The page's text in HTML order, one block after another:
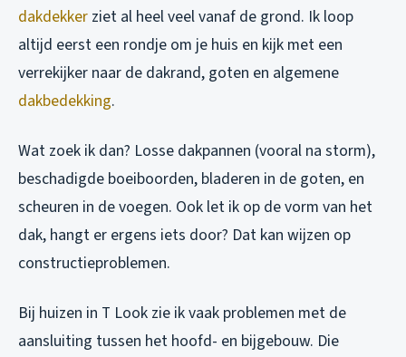
dakdekker ziet al heel veel vanaf de grond. Ik loop
altijd eerst een rondje om je huis en kijk met een
verrekijker naar de dakrand, goten en algemene
dakbedekking.
Wat zoek ik dan? Losse dakpannen (vooral na storm),
beschadigde boeiboorden, bladeren in de goten, en
scheuren in de voegen. Ook let ik op de vorm van het
dak, hangt er ergens iets door? Dat kan wijzen op
constructieproblemen.
Bij huizen in T Look zie ik vaak problemen met de
aansluiting tussen het hoofd- en bijgebouw. Die